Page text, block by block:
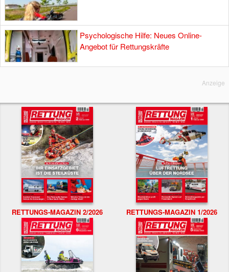
Psychologische Hilfe: Neues Online-
Angebot für Rettungskräfte
Anzeige
RETTUNGS-MAGAZIN 2/2026 RETTUNGS-MAGAZIN 1/2026